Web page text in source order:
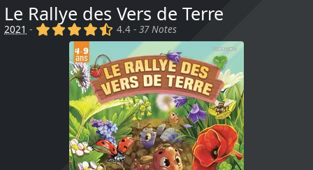
Le Rallye des Vers de Terre
2021 - (x) (x) (x) (x) (,)
4.4 -37 Notes